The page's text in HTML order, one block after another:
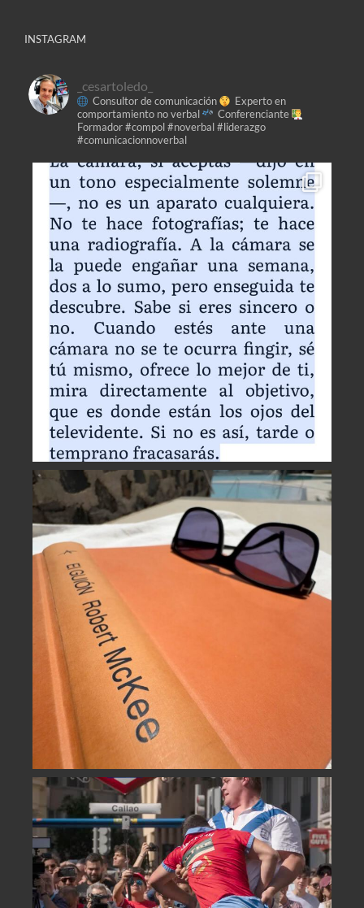
INSTAGRAM
_cesartoledo_
Consultor de comunicación
Experto en
comportamiento no verbal
Conferenciante
Formador#compol #noverbal #liderazgo
#comunicacionnoverbal